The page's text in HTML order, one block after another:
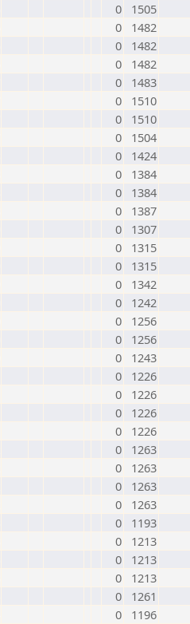
0
1505
0
1482
0
1482
0
1482
0
1483
0
1510
0
1510
0
1504
0
1424
0
1384
0
1384
0
1387
0
1307
0
1315
0
1315
0
1342
0
1242
0
1256
0
1256
0
1243
0
1226
0
1226
0
1226
0
1226
0
1263
0
1263
0
1263
0
1263
0
1193
0
1213
0
1213
0
1213
0
1261
0
1196